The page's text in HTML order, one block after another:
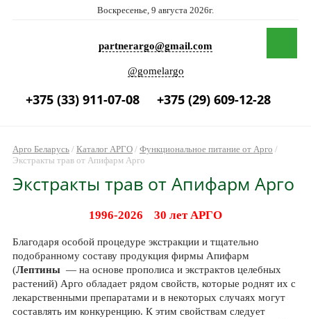
Воскресенье, 9 августа 2026г.
partnerargo@gmail.com
@gomelargo
+375 (33) 911-07-08 +375 (29) 609-12-28
Арго Беларусь/ Каталог АРГО/ Функциональное питание от Арго /
Экстракты трав от Апифарм Арго
Экстракты трав от Апифарм Арго
1996-2026 30 лет АРГО
Благодаря особой процедуре экстракции и тщательно
подобранному составу продукция фирмы Апифарм
(Лептины— на основе прополиса и экстрактов целебных
растений) Арго обладает рядом свойств, которые роднят их с
лекарственными препаратами и в некоторых случаях могут
составлять им конкуренцию. К этим свойствам следует